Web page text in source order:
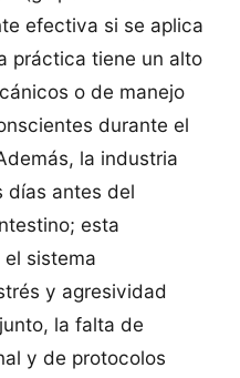
efectiva si se aplica
práctica tiene un alto
o de manejo
durante el
la industria
días antes del
esta
sistema
y agresividad
la falta de
y de protocolos